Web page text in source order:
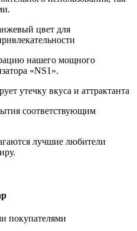
цвет для
нашего мощного
«NS1».
утечку вкуса и аттрактанта
соответствующим
лучшие любители
покупателями